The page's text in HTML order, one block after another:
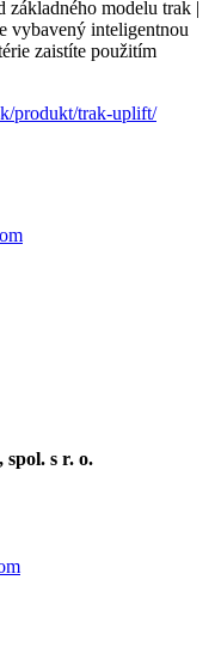
modelu trak |
vybavený inteligentnou
zaistíte použitím
produkt/trak-uplift/
s r. o.